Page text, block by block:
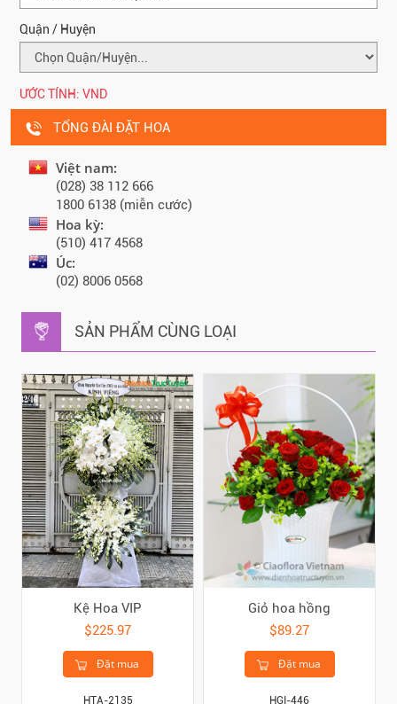
Quận / Huyện
ƯỚC TÍNH: VND
TỔNG ĐÀI ĐẶT HOA
Việt nam:
(028) 38 112 666
1800 6138 (miễn cước)
Hoa kỳ:
(510) 417 4568
Úc:
(02) 8006 0568
SẢN PHẨM CÙNG LOẠI
Kệ Hoa VIP
$225.97
Đặt mua
HTA-2135
Giỏ hoa hồng
$89.27
Đặt mua
HGI-446